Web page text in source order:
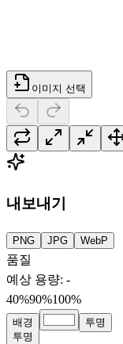
이미지 선택
내보내기
PNG JPG WebP
품질
예상 용량: -
40%90%100%
배경
투명
투명